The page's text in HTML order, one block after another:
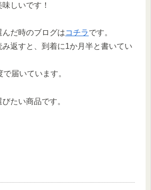
しいです！
んだ時のブログはコチラです。
返すと、到着に1か月半と書いてい
届いています。
たい商品です。